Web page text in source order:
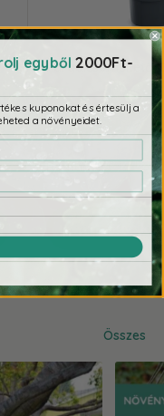
Paradicsomültető
antracit
Akciós
4 290 Ft-tól Ár
4
Raktár:
Összes
egyből 2000Ft-
kuponokat és értesülj a
a növényeidet.